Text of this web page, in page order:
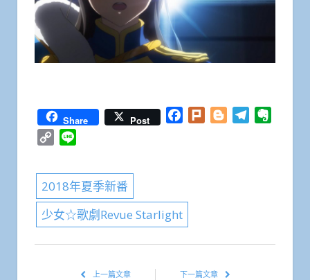
Share Post Facebook
Plurk BloggerTelegram
Copy
2018年夏季新番
少女☆歌劇Revue Starlight
上一篇文章 下一篇文章